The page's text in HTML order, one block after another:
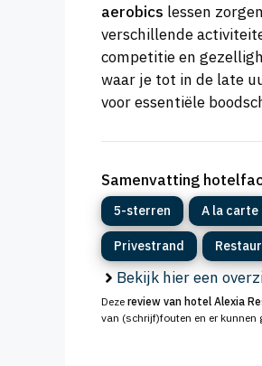
aerobics lessen
verschillende
competitie en
waar je tot in de late
voor essentiële
Samenvatting
5-sterren A la carte
Privestrand
Bekijk hier een
Deze review van hotel Alexia
van (schrijf)fouten en er kunnen